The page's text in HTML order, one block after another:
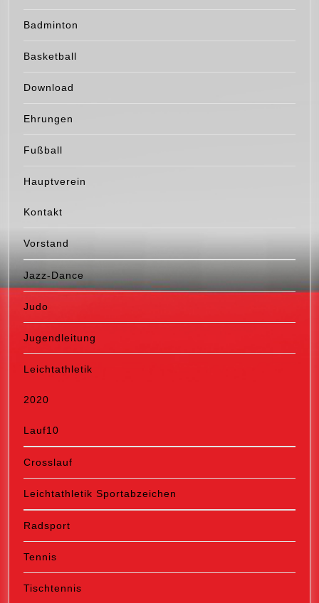
Badminton
Basketball
Download
Ehrungen
Fußball
Hauptverein
Kontakt
Vorstand
Jazz-Dance
Judo
Jugendleitung
Leichtathletik
2020
Lauf10
Crosslauf
Leichtathletik Sportabzeichen
Radsport
Tennis
Tischtennis